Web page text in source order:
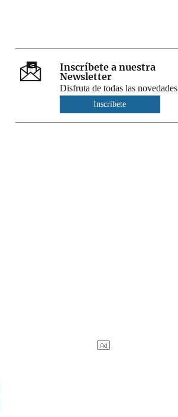
Inscríbete a nuestra
Newsletter
Disfruta de todas las novedades
Inscríbete